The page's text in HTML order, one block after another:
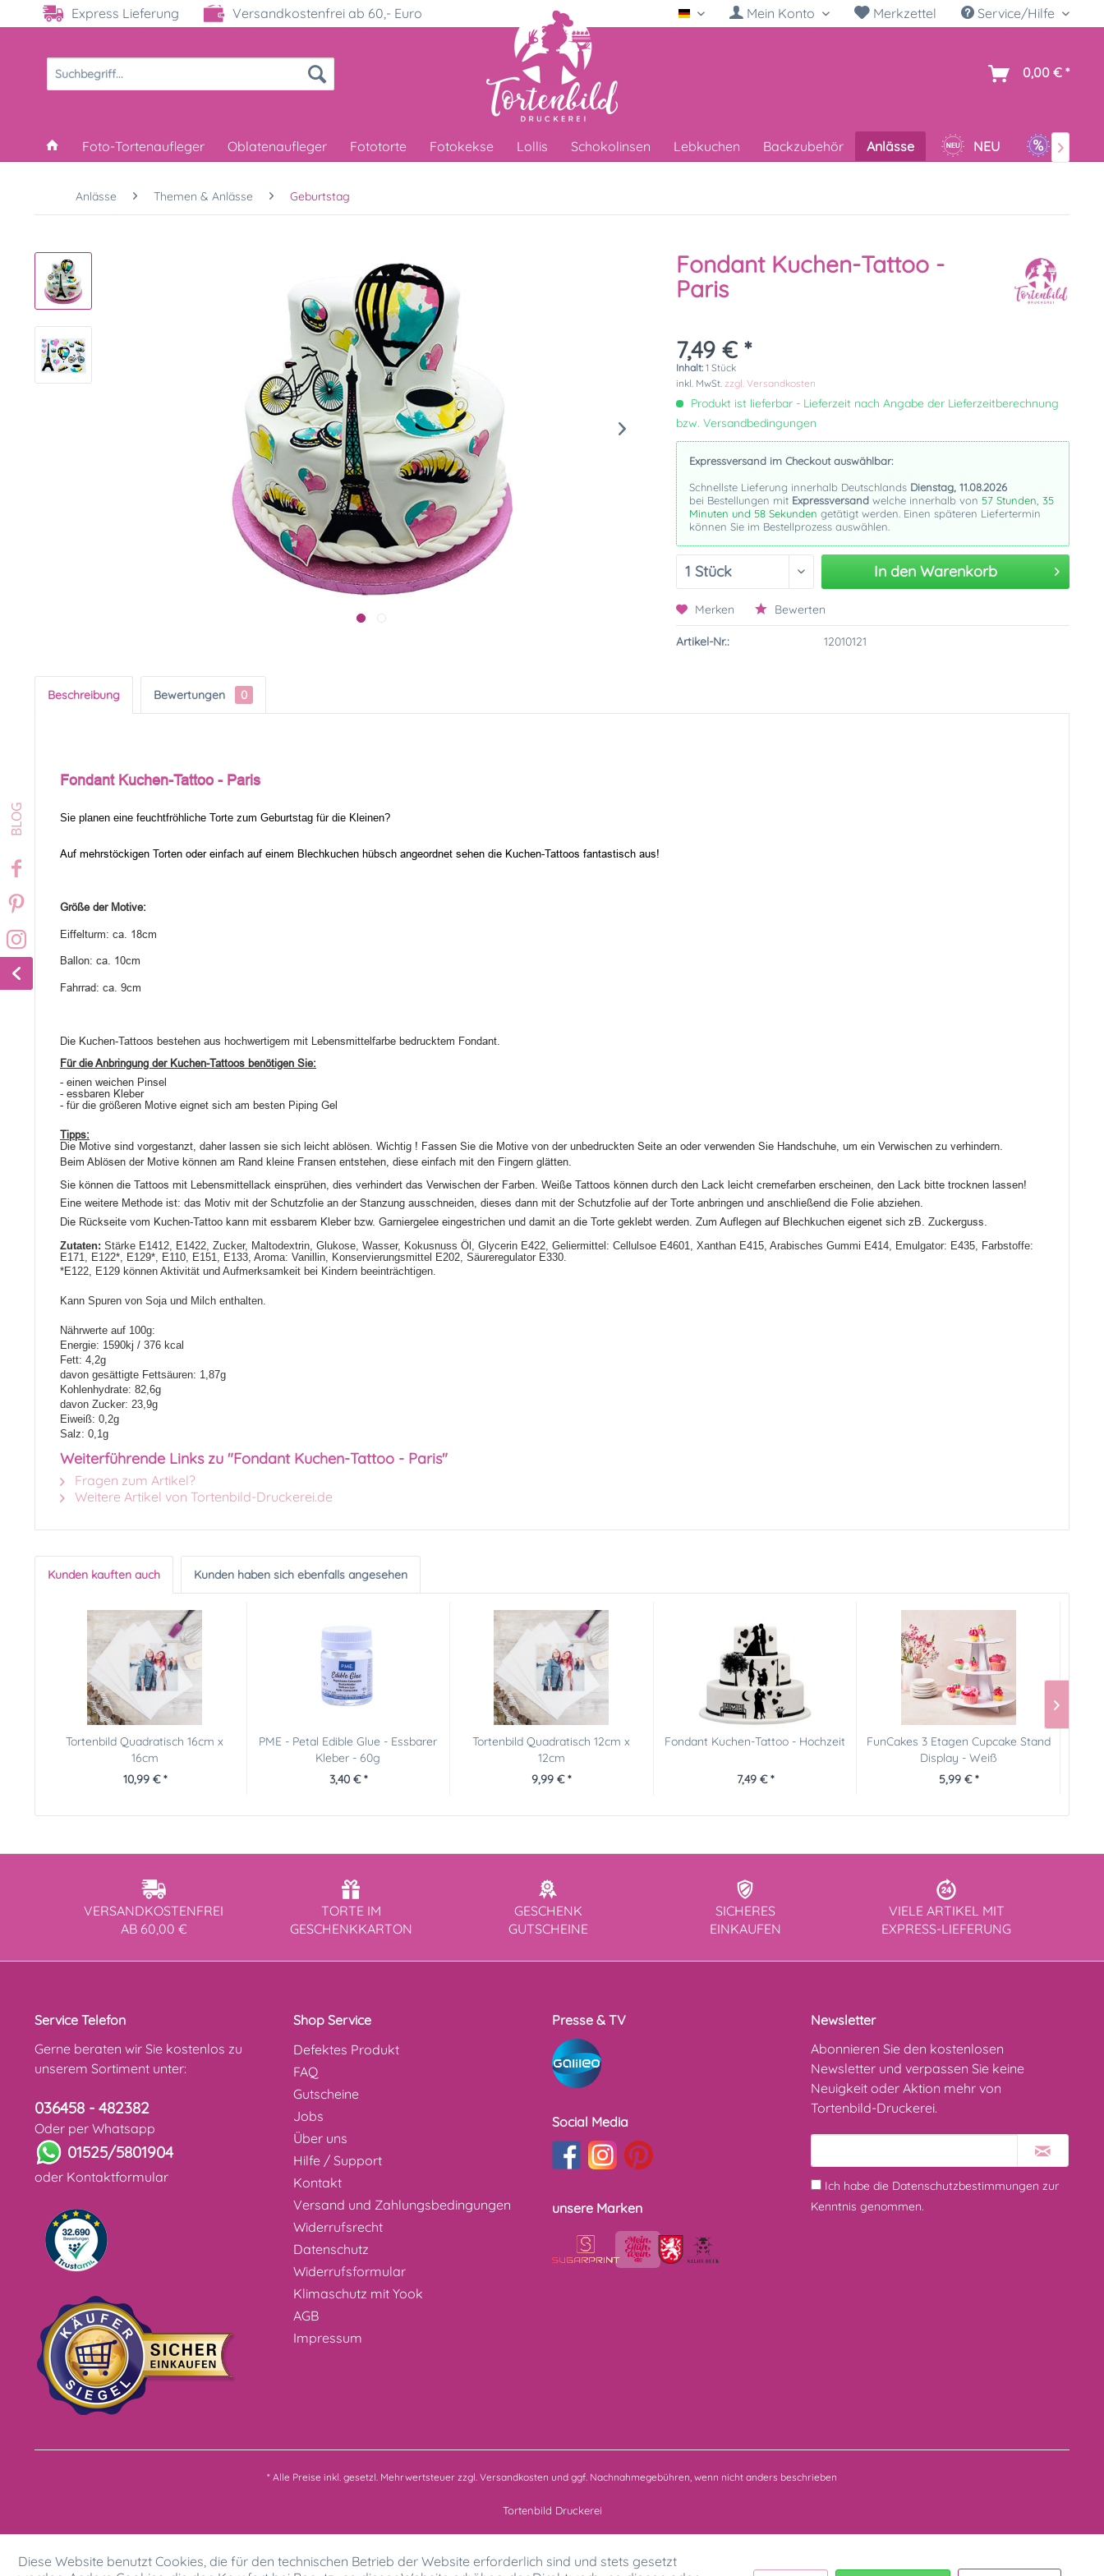
Express Lieferung Versandkostenfrei ab 60,- Euro Deutsch Mein Konto Merkzettel Service/Hilfe
0,00 € *
Foto-Tortenaufleger Oblatenaufleger Fototorte Fotokekse Lollis Schokolinsen Lebkuchen Backzubehör Anlässe NEU SALE

Anlässe Themen & Anlässe Geburtstag
Fondant Kuchen-Tattoo -
Paris
7,49 € *
Inhalt:1 Stück
inkl. MwSt.zzgl. Versandkosten
Produkt ist lieferbar - Lieferzeit nach Angabe der Lieferzeitberechnung
bzw. Versandbedingungen
Expressversand im Checkout auswählbar:
Schnellste Lieferung innerhalb Deutschlands Dienstag, 11.08.2026
bei Bestellungen mit Expressversand welche innerhalb von 57 Stunden, 35
Minuten und 57 Sekunden getätigt werden. Einen späteren Liefertermin
können Sie im Bestellprozess auswählen.
In den Warenkorb
Merken Bewerten
Artikel-Nr.: 12010121
Beschreibung Bewertungen 0
Fondant Kuchen-Tattoo - Paris
Sie planen eine feuchtfröhliche Torte zum Geburtstag für die Kleinen?
Auf mehrstöckigen Torten oder einfach auf einem Blechkuchen hübsch angeordnet sehen die Kuchen-Tattoos fantastisch aus!
Größe der Motive:
Eiffelturm: ca. 18cm
Ballon: ca. 10cm
Fahrrad: ca. 9cm
Die Kuchen-Tattoos bestehen aus hochwertigem mit Lebensmittelfarbe bedrucktem Fondant.
Für die Anbringung der Kuchen-Tattoos benötigen Sie:
- einen weichen Pinsel
- essbaren Kleber
- für die größeren Motive eignet sich am besten Piping Gel
Tipps:
Die Motive sind vorgestanzt, daher lassen sie sich leicht ablösen. Wichtig ! Fassen Sie die Motive von der unbedruckten Seite an oder verwenden Sie Handschuhe, um ein Verwischen zu verhindern.
Beim Ablösen der Motive können am Rand kleine Fransen entstehen, diese einfach mit den Fingern glätten.
Sie können die Tattoos mit Lebensmittellack einsprühen, dies verhindert das Verwischen der Farben. Weiße Tattoos können durch den Lack leicht cremefarben erscheinen, den Lack bitte trocknen lassen!
Eine weitere Methode ist: das Motiv mit der Schutzfolie an der Stanzung ausschneiden, dieses dann mit der Schutzfolie auf der Torte anbringen und anschließend die Folie abziehen.
Die Rückseite vom Kuchen-Tattoo kann mit essbarem Kleber bzw. Garniergelee eingestrichen und damit an die Torte geklebt werden. Zum Auflegen auf Blechkuchen eigenet sich zB. Zuckerguss.
Zutaten: Stärke E1412, E1422, Zucker, Maltodextrin, Glukose, Wasser, Kokusnuss Öl, Glycerin E422, Geliermittel: Cellulsoe E4601, Xanthan E415, Arabisches Gummi E414, Emulgator: E435, Farbstoffe:
E171, E122*, E129*, E110, E151, E133, Aroma: Vanillin, Konservierungsmittel E202, Säureregulator E330.
*E122, E129 können Aktivität und Aufmerksamkeit bei Kindern beeinträchtigen.
Kann Spuren von Soja und Milch enthalten.
Nährwerte auf 100g:
Energie: 1590kj / 376 kcal
Fett: 4,2g
davon gesättigte Fettsäuren: 1,87g
Kohlenhydrate: 82,6g
davon Zucker: 23,9g
Eiweiß: 0,2g
Salz: 0,1g
Weiterführende Links zu "Fondant Kuchen-Tattoo - Paris"
Fragen zum Artikel?
Weitere Artikel von Tortenbild-Druckerei.de
Kunden kauften auch Kunden haben sich ebenfalls angesehen
Tortenbild Quadratisch 16cm x
16cm
10,99 € *
PME - Petal Edible Glue - Essbarer
Kleber - 60g
3,40 € *
Tortenbild Quadratisch 12cm x
12cm
9,99 € *
Fondant Kuchen-Tattoo - Hochzeit
7,49 € *
FunCakes 3 Etagen Cupcake Stand
Display - Weiß
5,99 € *
VERSANDKOSTENFREI
AB 60,00 €
TORTE IM
GESCHENKKARTON
GESCHENK
GUTSCHEINE
SICHERES
EINKAUFEN
VIELE ARTIKEL MIT
EXPRESS-LIEFERUNG
Service Telefon
Gerne beraten wir Sie kostenlos zu
unserem Sortiment unter:
036458 - 482382
Oder per Whatsapp
01525/5801904
oder Kontaktformular
Shop Service
Defektes Produkt
FAQ
Gutscheine
Jobs
Über uns
Hilfe / Support
Kontakt
Versand und Zahlungsbedingungen
Widerrufsrecht
Datenschutz
Widerrufsformular
Klimaschutz mit Yook
AGB
Impressum
Presse & TV
Social Media
unsere Marken
Newsletter
Abonnieren Sie den kostenlosen
Newsletter und verpassen Sie keine
Neuigkeit oder Aktion mehr von
Tortenbild-Druckerei.
Ich habe die Datenschutzbestimmungen zur
Kenntnis genommen.
* Alle Preise inkl. gesetzl. Mehrwertsteuer zzgl. Versandkosten und ggf. Nachnahmegebühren, wenn nicht anders beschrieben
Tortenbild Druckerei
Diese Website benutzt Cookies, die für den technischen Betrieb der Website erforderlich sind und stets gesetzt